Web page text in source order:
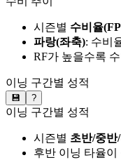
시즌별 수비율
파랑(좌축): 수비
RF가 높을수록
이닝 구간별 성적
💾 ?
이닝 구간별 성적
시즌별 초반/중반
후반 이닝 타율